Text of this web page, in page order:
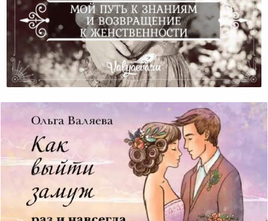
Мой Путь К Знаниям И Возвращение К
Женственности